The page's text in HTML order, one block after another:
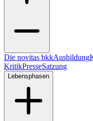
Die novitas bkkAusbildung
KritikPresseSatzung
Lebensphasen